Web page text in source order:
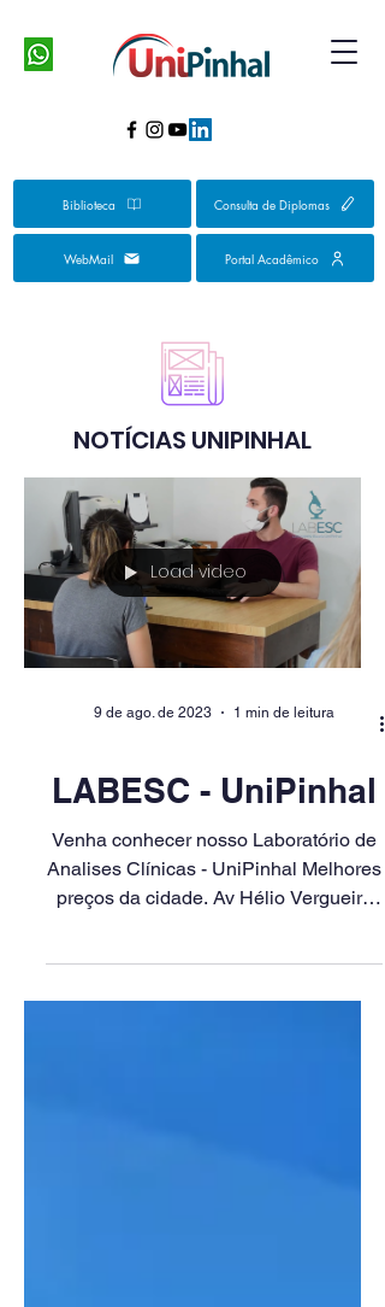
Biblioteca Consulta de Diplomas
WebMail Portal Acadêmico
NOTÍCIAS UNIPINHAL
Load video
9 de ago. de 2023 1 min de leitura
LABESC - UniPinhal
Venha conhecer nosso Laboratório de
Analises Clínicas - UniPinhal Melhores
preços da cidade. Av Hélio Vergueiro